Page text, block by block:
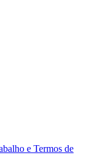
e Termos de